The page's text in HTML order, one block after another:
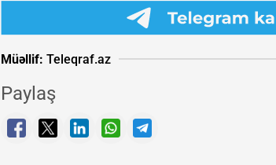
Müəllif: Teleqraf.az
Paylaş